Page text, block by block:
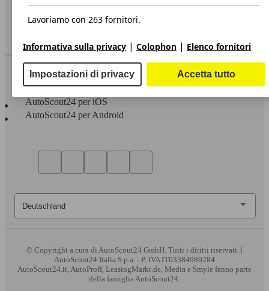
Servizi
Sempre con te
AutoScout24 per iOS
AutoScout24 per Android
© Copyright a cura di AutoScout24 GmbH. Tutti i diritti riservati. |
AutoScout24 Italia S.p.a. - P. IVA IT03384980284
AutoScout24.it, AutoProff, LeasingMarkt.de, Media e Smyle fanno parte
della famiglia AutoScout24.
Lavoriamo con 263 fornitori.
Informativa sulla privacy | Colophon | Elenco fornitori
Impostazioni di privacy Accetta tutto